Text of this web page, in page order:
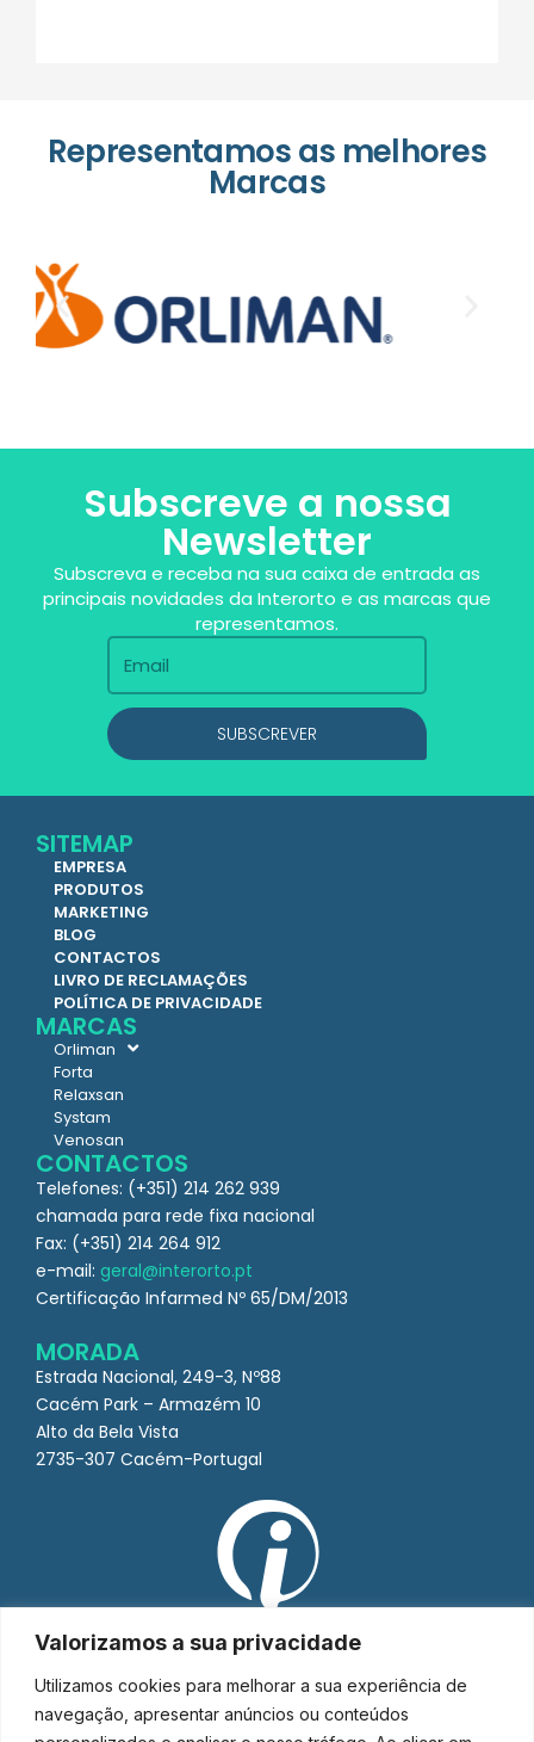
Valorizamos a sua privacidade
Utilizamos cookies para melhorar a sua experiência de
navegação, apresentar anúncios ou conteúdos
Representamos as melhores
Marcas
Subscreve a nossa
Newsletter
Subscreva e receba na sua caixa de entrada as
principais novidades da Interorto e as marcas que
representamos.
SUBSCREVER
SITEMAP
EMPRESA
PRODUTOS
MARKETING
BLOG
CONTACTOS
LIVRO DE RECLAMAÇÕES
POLÍTICA DE PRIVACIDADE
MARCAS
Orliman
Forta
Relaxsan
Systam
Venosan
CONTACTOS
Telefones: (+351) 214 262 939
chamada para rede fixa nacional
Fax: (+351) 214 264 912
e-mail: geral@interorto.pt
Certificação Infarmed Nº 65/DM/2013
MORADA
Estrada Nacional, 249-3, Nº88
Cacém Park – Armazém 10
Alto da Bela Vista
2735-307 Cacém-Portugal